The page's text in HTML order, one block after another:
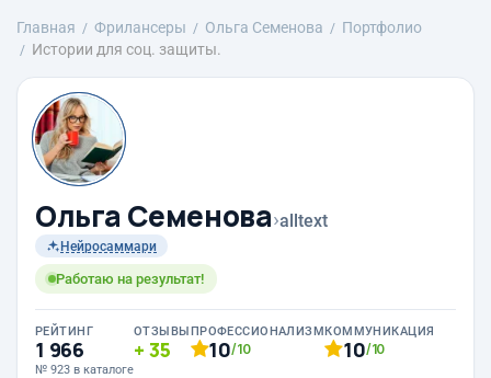
Главная Фрилансеры Ольга Семенова
Портфолио
Истории для соц. защиты.
Ольга Семенова›alltext
Нейросаммари
Работаю на результат!
РЕЙТИНГ
1 966
№ 923 в каталоге
ОТЗЫВЫ
35
ПРОФЕССИОНАЛИЗМ
10/10
КОММУНИКАЦИЯ
10/10